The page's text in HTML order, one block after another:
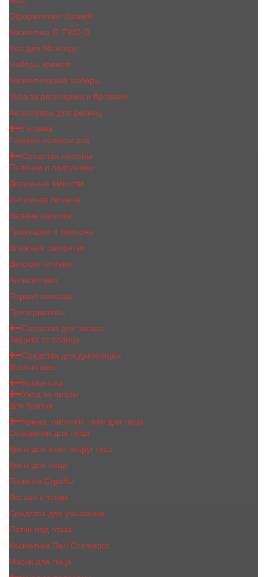
Оформление бровей
Косметика O.TWO.O
Хна для Мехенди
Наборы кремов
Косметические наборы
Уход за ресницами и бровями
Аксессуары для ресниц
Гигиена
Гигиена полости рта
Средства гигиены
Пелёнки и подгузники
Дорожные ёмкости
Интимная гигиена
Ватные палочки
Прокладки и тампоны
Влажные салфетки
Детская гигиена
Антисептики
Первая помощь
Презервативы
Средства для загара
Защита от солнца
Средства для депиляции
Воскоплавы
Косметика
Уход за лицом
Для бритья
Крема, пилинги, гели для лица
Сыворотки для лица
Крем для кожи вокруг глаз
Крем для лица
Пилинги,Скрабы
Лосьон и тоник
Средства для умывания
Патчи под глаза
Косметика Dari Cosmetics
Маски для лица